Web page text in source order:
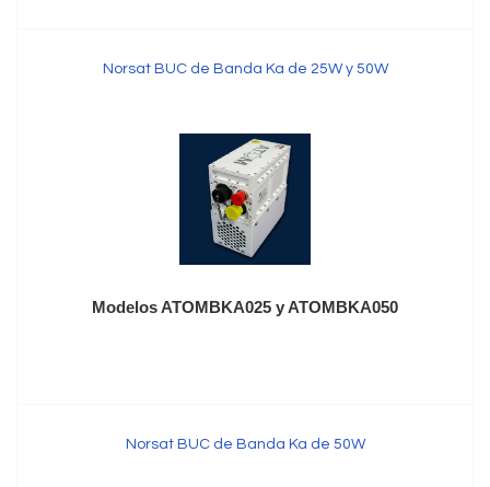
Norsat BUC de Banda Ka de 25W y 50W
Modelos ATOMBKA025 y ATOMBKA050
Norsat BUC de Banda Ka de 50W